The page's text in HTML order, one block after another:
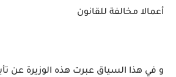
أعمالا مخالفة للقانون
و في هذا السياق عبرت هذه الوزيرة عن